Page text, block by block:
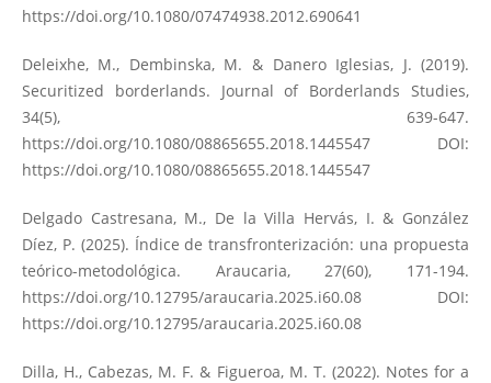
https://doi.org/10.1080/07474938.2012.690641
Deleixhe, M., Dembinska, M. & Danero Iglesias, J. (2019).
Securitized borderlands. Journal of Borderlands Studies,
34(5), 639-647.
https://doi.org/10.1080/08865655.2018.1445547DOI:
https://doi.org/10.1080/08865655.2018.1445547
Delgado Castresana, M., De la Villa Hervás, I. & González
Díez, P. (2025). Índice de transfronterización: una propuesta
teórico-metodológica. Araucaria, 27(60), 171-194.
https://doi.org/10.12795/araucaria.2025.i60.08DOI:
https://doi.org/10.12795/araucaria.2025.i60.08
Dilla, H., Cabezas, M. F. & Figueroa, M. T. (2022). Notes for a